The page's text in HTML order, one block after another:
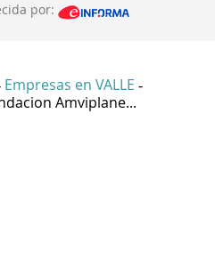
por:
Empresas en VALLE -
Amviplane...